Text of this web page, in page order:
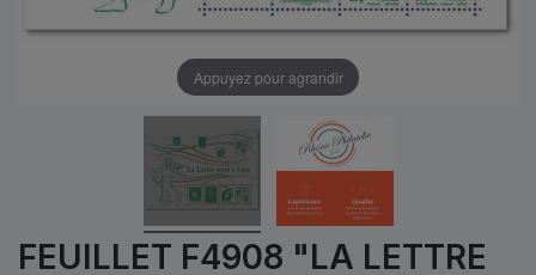
Appuyez pour agrandir
FEUILLET F4908 "LA LETTRE